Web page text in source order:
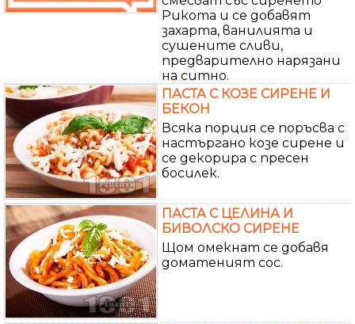
Рикота и се добавят
захарта, ванилията и
сушените сливи,
предварително нарязани
на ситно.
ПАСТА С КОЗЕ СИРЕНЕ И
БЕКОН
Всяка порция се поръсва с
настъргано козе сирене и
се декорира с пресен
босилек.
ПАСТА С ЦЕЛИНА И
БИВОЛСКО СИРЕНЕ
Щом омекнат се добавя
доматеният сос.